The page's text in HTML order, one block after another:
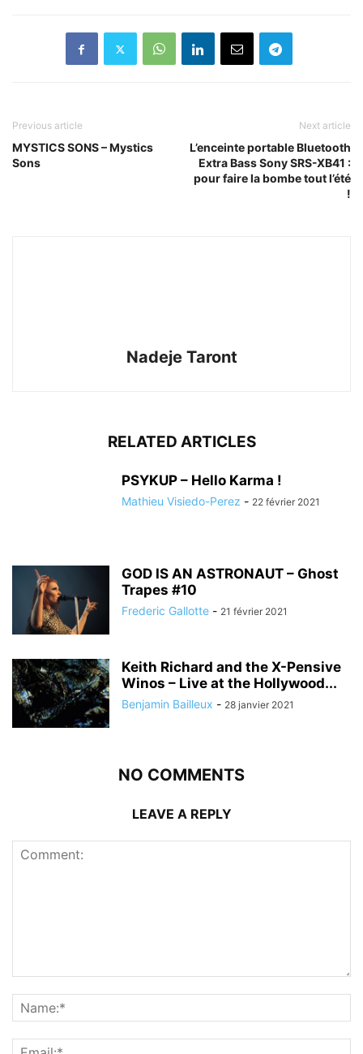
Previous article
MYSTICS SONS – Mystics
Sons
Next article
L’enceinte portable Bluetooth
Extra Bass Sony SRS-XB41 :
pour faire la bombe tout l’été
!
Nadeje Taront
RELATED ARTICLES
PSYKUP – Hello Karma !
Mathieu Visiedo-Perez - 22 février 2021
GOD IS AN ASTRONAUT – Ghost
Trapes #10
Frederic Gallotte - 21 février 2021
Keith Richard and the X-Pensive
Winos – Live at the Hollywood...
Benjamin Bailleux - 28 janvier 2021
NO COMMENTS
LEAVE A REPLY